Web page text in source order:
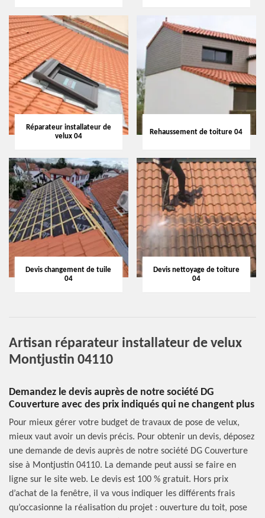
Réparateur installateur de
velux 04
Rehaussement de toiture 04
Devis changement de tuile
04
Devis nettoyage de toiture
04
Artisan réparateur installateur de velux
Montjustin 04110
Demandez le devis auprès de notre société DG
Couverture avec des prix indiqués qui ne changent plus
Pour mieux gérer votre budget de travaux de pose de velux,
mieux vaut avoir un devis précis. Pour obtenir un devis, déposez
une demande de devis auprès de notre société DG Couverture
sise à Montjustin 04110. La demande peut aussi se faire en
ligne sur le site web. Le devis est 100 % gratuit. Hors prix
d’achat de la fenêtre, il va vous indiquer les différents frais
qu’occasionne la réalisation du projet : ouverture du toit, pose